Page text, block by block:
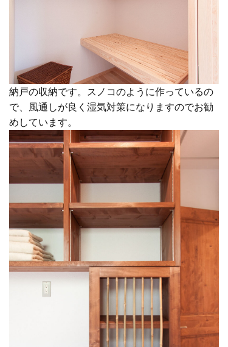
納戸の収納です。スノコのように作っているの
で、風通しが良く湿気対策になりますのでお勧
めしています。